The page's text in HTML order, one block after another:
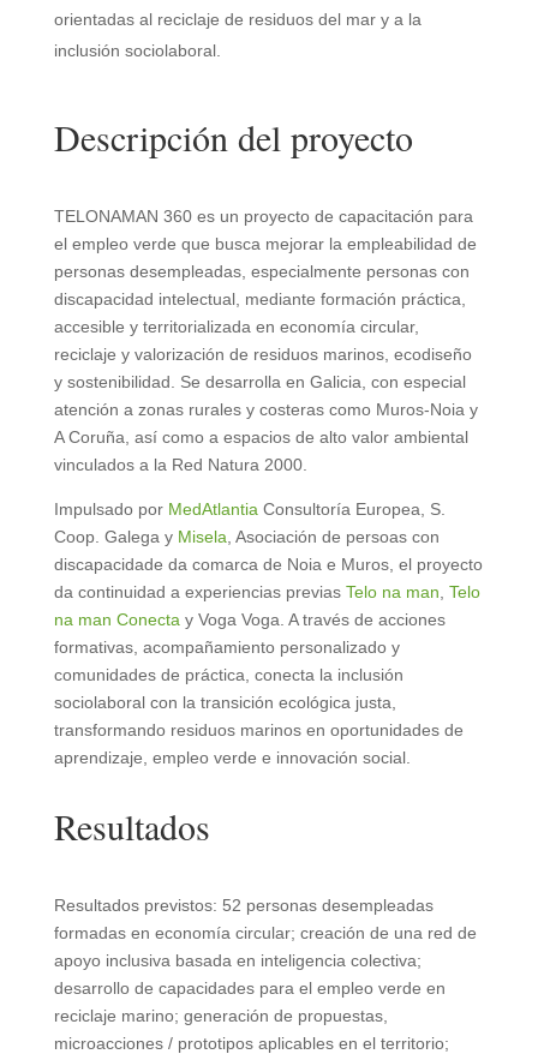
orientadas al reciclaje de residuos del mar y a la
inclusión sociolaboral.
Descripción del proyecto
TELONAMAN 360 es un proyecto de capacitación para
el empleo verde que busca mejorar la empleabilidad de
personas desempleadas, especialmente personas con
discapacidad intelectual, mediante formación práctica,
accesible y territorializada en economía circular,
reciclaje y valorización de residuos marinos, ecodiseño
y sostenibilidad. Se desarrolla en Galicia, con especial
atención a zonas rurales y costeras como Muros-Noia y
A Coruña, así como a espacios de alto valor ambiental
vinculados a la Red Natura 2000.
Impulsado por MedAtlantia Consultoría Europea, S.
Coop. Galega y Misela , Asociación de persoas con
discapacidade da comarca de Noia e Muros, el proyecto
da continuidad a experiencias previas Telo na man Telo
na man Conecta y Voga Voga. A través de acciones
formativas, acompañamiento personalizado y
comunidades de práctica, conecta la inclusión
sociolaboral con la transición ecológica justa,
transformando residuos marinos en oportunidades de
aprendizaje, empleo verde e innovación social.
Resultados
Resultados previstos: 52 personas desempleadas
formadas en economía circular; creación de una red de
apoyo inclusiva basada en inteligencia colectiva;
desarrollo de capacidades para el empleo verde en
reciclaje marino; generación de propuestas,
microacciones / prototipos aplicables en el territorio;